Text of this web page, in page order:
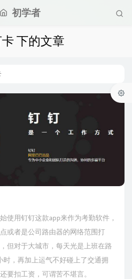
初学者
下的文章
使用钉钉这款app来作为考勤软件，
或者是公司路由器的网络范围打
但对于大城市，每天光是上班在路
时，再加上运气不好碰上了交通拥
要扣工资，可谓苦不堪言。